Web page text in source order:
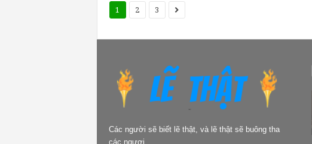
1 2 3
Các người sẽ biết lẽ thật, và lẽ thật sẽ buông tha
các ngươi.